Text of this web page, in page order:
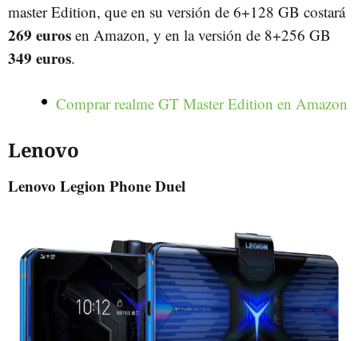
master Edition, que en su versión de 6+128 GB costará
269 euros en Amazon, y en la versión de 8+256 GB
349 euros.
Comprar realme GT Master Edition en Amazon
Lenovo
Lenovo Legion Phone Duel